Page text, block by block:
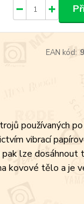
EAN kód:
používaných
vibrací
lze dosáhnout
kovové tělo a je